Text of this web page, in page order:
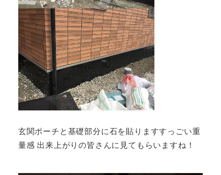
玄関ポーチと基礎部分に石を貼りますすっごい重
量感 出来上がりの皆さんに見てもらいますね！